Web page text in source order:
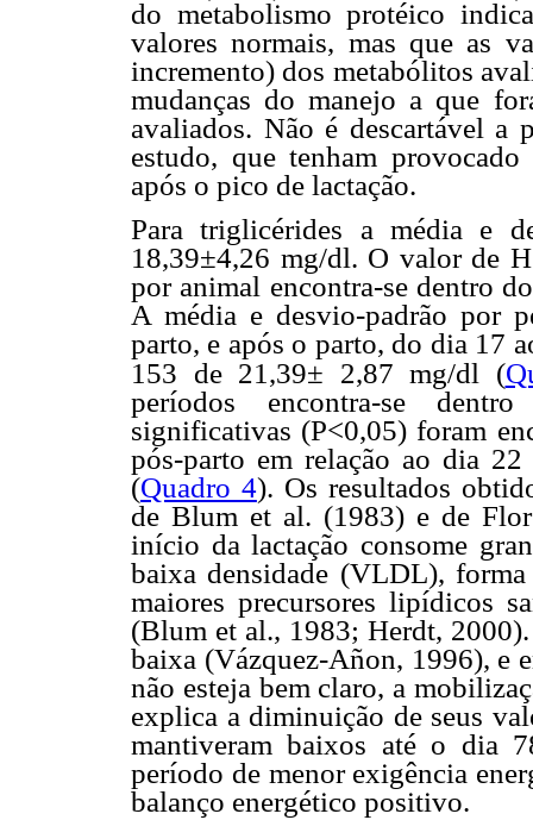
do metabolismo protéico
valores normais, mas que as
incremento) dos metabólitos
mudanças do manejo a que
avaliados. Não é descartável a
estudo, que tenham
após o pico de lactação.
Para triglicérides a média e
18,39±4,26 mg/dl. O valor de
por animal encontra-se dentro
A média e desvio-padrão por
parto, e após o parto, do dia 17
153 de 21,39± 2,87 mg/dl (
períodos encontra-se
significativas (P<0,05) foram
pós-parto em relação ao dia
(Quadro 4). Os resultados
de Blum et al. (1983) e de
início da lactação consome
baixa densidade (VLDL),
maiores precursores lipídicos
(Blum et al., 1983; Herdt,
baixa (Vázquez-Añon, 1996), e
não esteja bem claro, a
explica a diminuição de seus
mantiveram baixos até o dia
período de menor exigência
balanço energético positivo.